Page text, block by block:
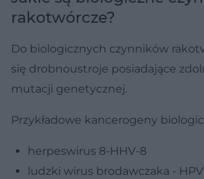
rakotwórcze?
Do biologicznych czynników
się drobnoustroje posiadające
mutacji genetycznej.
Przykładowe kancerogeny
herpeswirus 8-HHV-8
ludzki wirus brodawczaka - HPV